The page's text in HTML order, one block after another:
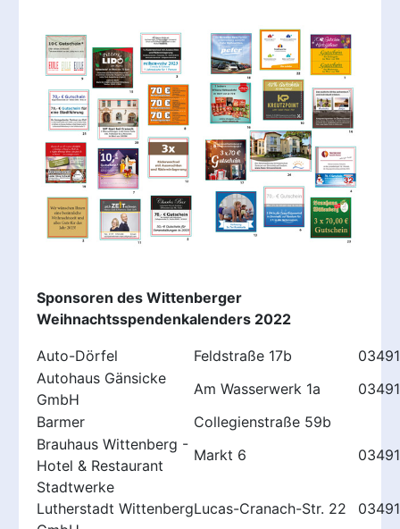
Sponsoren des Wittenberger
Weihnachtsspendenkalenders 2022
Auto-Dörfel Feldstraße 17b
Autohaus Gänsicke
GmbH
Am Wasserwerk 1a
Barmer
Collegienstraße 59b
Brauhaus Wittenberg -
Hotel & Restaurant
Markt 6
Stadtwerke
Lutherstadt WittenbergLucas-Cranach-Str. 22